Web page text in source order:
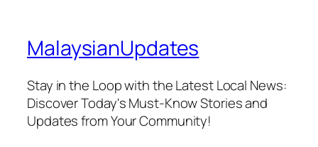
MalaysianUpdates
Stay in the Loop with the Latest Local News:
Discover Today's Must-Know Stories and
Updates from Your Community!